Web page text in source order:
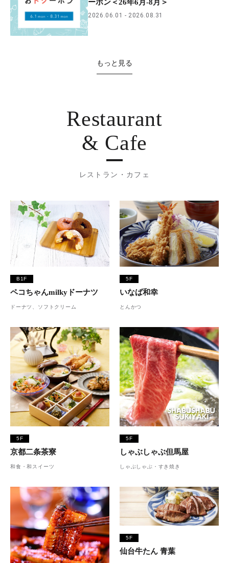
ーポン＜26年6月-8月＞
2026.06.01 2026.08.31
もっと見る
Restaurant
& Cafe
レストラン・カフェ
B1F
ペコちゃんmilkyドーナツ
ドーナツ、ソフトクリーム
5F
いなば和幸
とんかつ
5F
京都二条茶寮
和食・和スイーツ
5F
しゃぶしゃぶ但馬屋
しゃぶしゃぶ・すき焼き
5F
仙台牛たん 青葉